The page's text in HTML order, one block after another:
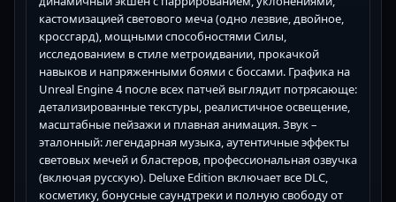
кастомизацией светового меча (одно лезвие, двойное,
кроссгард), мощными способностями Силы,
исследованием в стиле метроидвании, прокачкой
навыков и напряженными боями с боссами. Графика на
Unreal Engine 4 после всех патчей выглядит потрясающе:
детализированные текстуры, реалистичное освещение,
масштабные пейзажи и плавная анимация. Звук –
эталонный: легендарная музыка, аутентичные эффекты
световых мечей и бластеров, профессиональная озвучка
(включая русскую). Deluxe Edition включает все DLC,
косметику, бонусные саундтреки и полную свободу от